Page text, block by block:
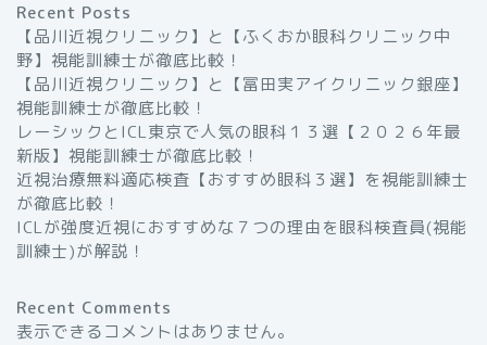
Recent Posts
【品川近視クリニック】と【ふくおか眼科クリニック中
野】視能訓練士が徹底比較！
【品川近視クリニック】と【冨田実アイクリニック銀座】
視能訓練士が徹底比較！
レーシックとICL東京で人気の眼科１３選【２０２６年最
新版】視能訓練士が徹底比較！
近視治療無料適応検査【おすすめ眼科３選】を視能訓練士
が徹底比較！
ICLが強度近視におすすめな７つの理由を眼科検査員(視能
訓練士)が解説！
Recent Comments
表示できるコメントはありません。